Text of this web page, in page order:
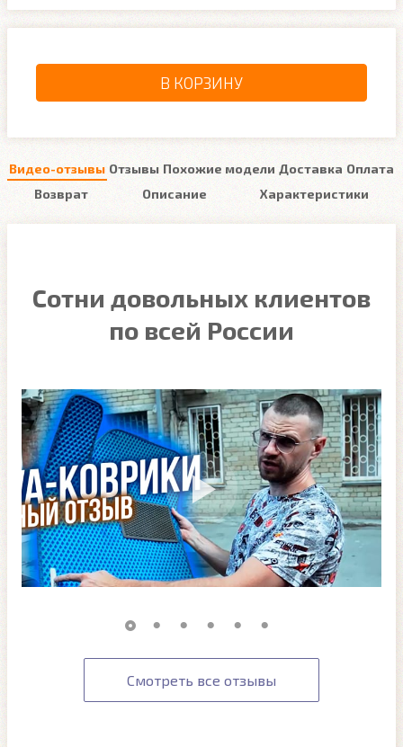
В КОРЗИНУ
Видео-отзывы Отзывы Похожие модели Доставка Оплата
Возврат
Описание Характеристики
Сотни довольных клиентов
по всей России
Смотреть все отзывы